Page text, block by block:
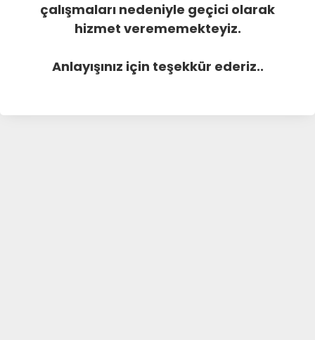
çalışmaları nedeniyle geçici olarak
hizmet verememekteyiz.
Anlayışınız için teşekkür ederiz..